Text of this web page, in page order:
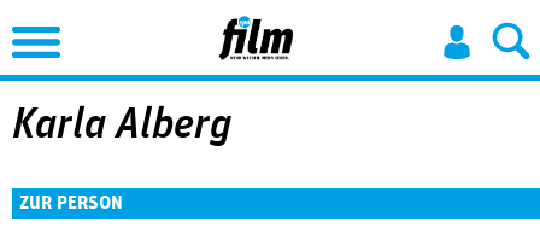
Jump to Navigation
Karla Alberg
ZUR PERSON